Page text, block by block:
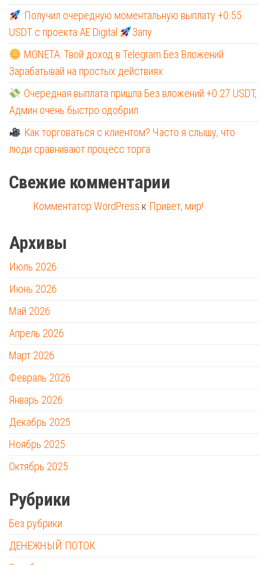
Получил очередную моментальную выплату +0.55
USDT с проекта AE Digital
Запу
MONETA: Твой доход в Telegram Без Вложений
Зарабатывай на простых действиях:
Очередная выплата пришла Без вложений +0.27 USDT,
Админ очень быстро одобрил
Как торговаться с клиентом? Часто я слышу, что
люди сравнивают процесс торга
Свежие комментарии
Комментатор WordPress к Привет, мир!
Архивы
Июль 2026
Июнь 2026
Май 2026
Апрель 2026
Март 2026
Февраль 2026
Январь 2026
Декабрь 2025
Ноябрь 2025
Октябрь 2025
Рубрики
Без рубрики
ДЕНЕЖНЫЙ ПОТОК